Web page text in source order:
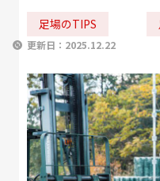
足場のTIPS
更新日： 2025.12.22